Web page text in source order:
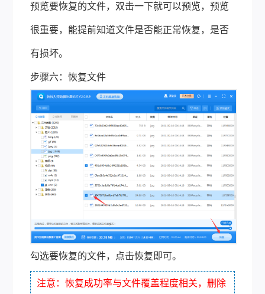
预览要恢复的文件，双击一下就可以预览，预览
很重要，能提前知道文件是否能正常恢复，是否
有损坏。
步骤六：恢复文件
勾选要恢复的文件，点击恢复即可。
注意：恢复成功率与文件覆盖程度相关，删除